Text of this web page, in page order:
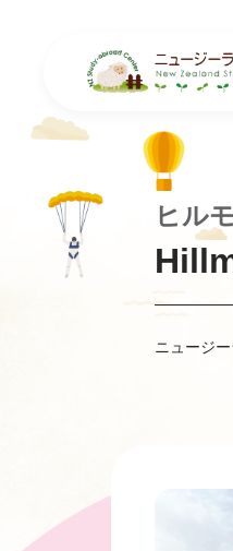
ヒル
ニュージ